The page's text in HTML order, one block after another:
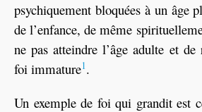
psychiquement bloquées à un âge
de l’enfance, de même
ne pas atteindre l’âge adulte et
foi immature1.
Un exemple de foi qui grandit est